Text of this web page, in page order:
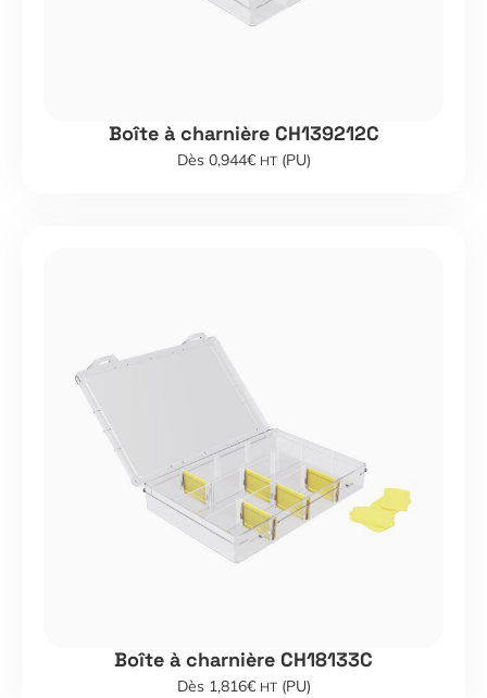
Boîte à charnière CH139212C
Dès 0,944€ HT(PU)
Boîte à charnière CH18133C
Dès 1,816€ HT(PU)